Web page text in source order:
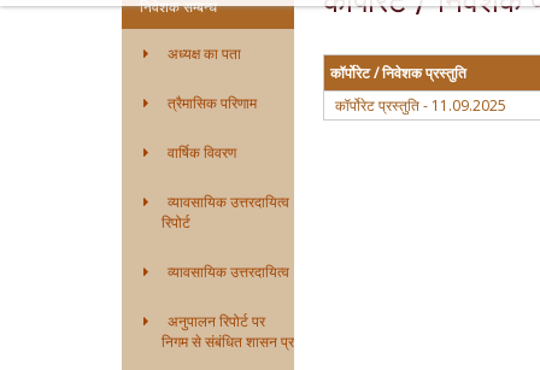
निवेशक सम्बन्ध
अध्यक्ष का पता
त्रैमासिक परिणाम
वार्षिक विवरण
व्यावसायिक उत्तरदायित्व
रिपोर्ट
व्यावसायिक उत्तरदायित्व
अनुपालन रिपोर्ट पर
निगम से संबंधित शासन प्रणाली
कॉर्पोरेट / निवेशक प्रस्तुति
कॉर्पोरेट प्रस्तुति - 11.09.2025